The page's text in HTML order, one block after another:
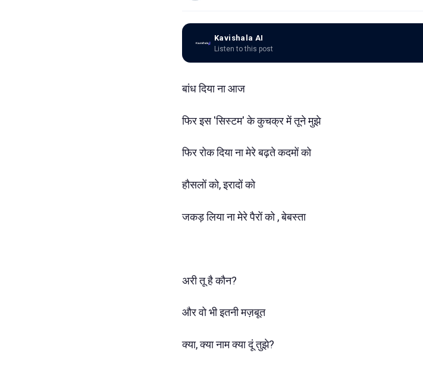
Kavishala AI
Listen to this post
बांध दिया ना आज
फिर इस 'सिस्टम' के कुचक्र में तूने मुझे
फिर रोक दिया ना मेरे बढ़ते कदमों को
हौसलों को, इरादों को
जकड़ लिया ना मेरे पैरों को , बेबस्ता
अरी तू है कौन?
और वो भी इतनी मज़बूत
क्या, क्या नाम क्या दूं तुझे?